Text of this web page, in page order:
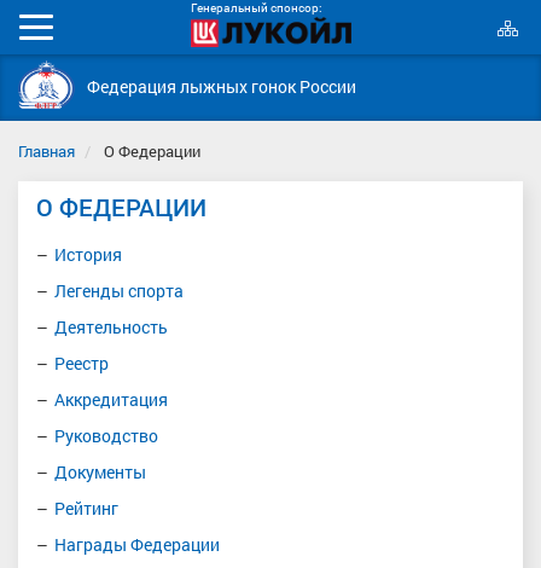
Генеральный спонсор:
Мобильное
меню
Федерация лыжных гонок России
Главная О Федерации
О ФЕДЕРАЦИИ
История
Легенды спорта
Деятельность
Реестр
Аккредитация
Руководство
Документы
Рейтинг
Награды Федерации